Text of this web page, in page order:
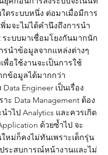
ดระบบหนึ่ง ต่อมาเมื่อมีการ
มจะไม่ได้คำนึงถึงการนำ
ระบบมาเชื่อมโยงกันมากนัก
รนำข้อมูลจากแหล่งต่างๆ
พื่อใช้งานจะเป็นการใช้
กข้อมูลได้มากกว่า
Engineer เป็นเรื่อง
ะ Data Management ต้อง
ำไป Analytics และควรเกิด
ด้วยซ้ำไป จะ
หม่ก็คงไม่ทันเพราะเด็กรุ่น
ระสบการณ์หน้างานและไม่